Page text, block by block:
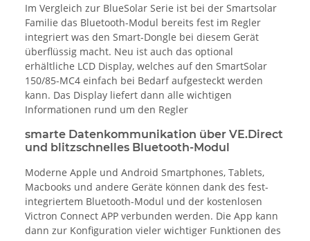
Im Vergleich zur BlueSolar Serie ist bei der Smartsolar
Familie das Bluetooth-Modul bereits fest im Regler
integriert was den Smart-Dongle bei diesem Gerät
überflüssig macht. Neu ist auch das optional
erhältliche LCD Display, welches auf den SmartSolar
150/85-MC4 einfach bei Bedarf aufgesteckt werden
kann. Das Display liefert dann alle wichtigen
Informationen rund um den Regler
smarte Datenkommunikation über VE.Direct
und blitzschnelles Bluetooth-Modul
Moderne Apple und Android Smartphones, Tablets,
Macbooks und andere Geräte können dank des fest-
integriertem Bluetooth-Modul und der kostenlosen
Victron Connect APP verbunden werden. Die App kann
dann zur Konfiguration vieler wichtiger Funktionen des